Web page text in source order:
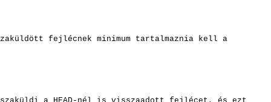
fejlécnek minimum tartalmaznia kell a